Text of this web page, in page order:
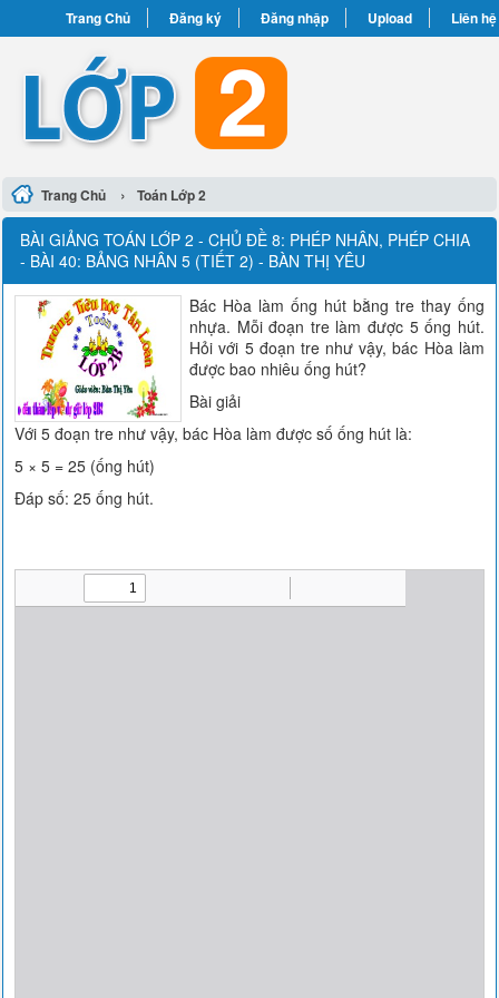
Trang Chủ Đăng ký Đăng nhập Upload Liên hệ
Trang Chủ › Toán Lớp 2
BÀI GIẢNG TOÁN LỚP 2 - CHỦ ĐỀ 8: PHÉP NHÂN, PHÉP CHIA
- BÀI 40: BẢNG NHÂN 5 (TIẾT 2) - BÀN THỊ YÊU
Bác Hòa làm ống hút bằng tre thay ống
nhựa. Mỗi đoạn tre làm được 5 ống hút.
Hỏi với 5 đoạn tre như vậy, bác Hòa làm
được bao nhiêu ống hút?
Bài giải
Với 5 đoạn tre như vậy, bác Hòa làm được số ống hút là:
5 × 5 = 25 (ống hút)
Đáp số: 25 ống hút.